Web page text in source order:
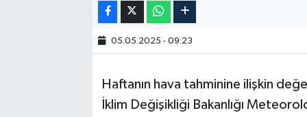
05.05.2025 - 09:23
Haftanın hava tahminine ilişkin
İklim Değişikliği Bakanlığı